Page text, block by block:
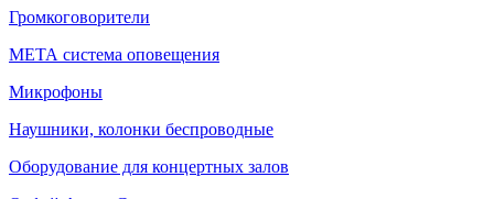
Громкоговорители
МЕТА система оповещения
Микрофоны
Наушники, колонки беспроводные
Оборудование для концертных залов